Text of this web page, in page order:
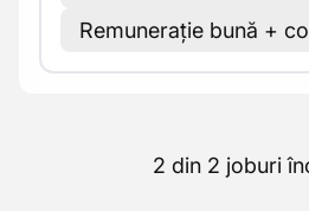
Remunerație bună +
2 din 2 joburi